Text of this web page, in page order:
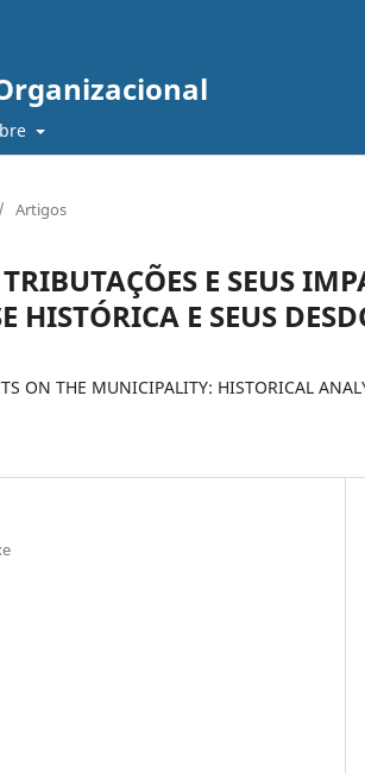
/ Artigos
E SEUS
E SEUS
ON THE MUNICIPALITY: HISTORICAL